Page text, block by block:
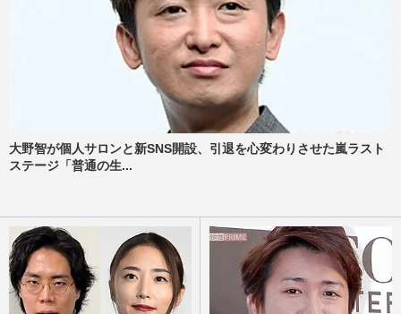
大野智が個人サロンと新SNS開設、引退を心変わりさせた嵐ラスト
ステージ「普通の生...